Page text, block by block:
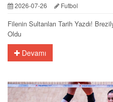
2026-07-26 Futbol
Filenin Sultanları Tarih Yazdı!
Oldu
Devamı